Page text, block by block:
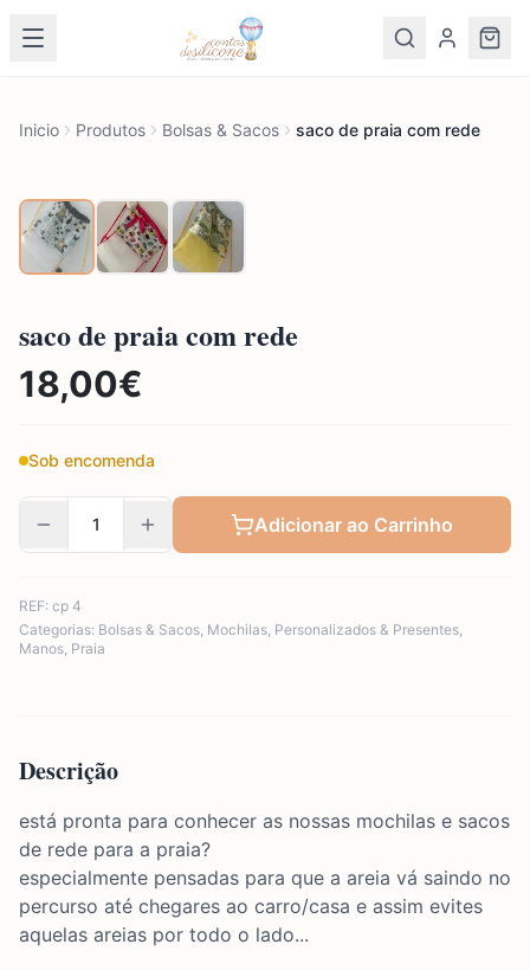
Inicio Produtos Bolsas & Sacos saco de praia com rede
saco de praia com rede
18,00€
Sob encomenda
Adicionar ao Carrinho
REF: cp 4
Categorias: Bolsas & Sacos, Mochilas, Personalizados & Presentes,
Manos, Praia
Descrição
está pronta para conhecer as nossas mochilas e sacos
de rede para a praia?
especialmente pensadas para que a areia vá saindo no
percurso até chegares ao carro/casa e assim evites
aquelas areias por todo o lado...